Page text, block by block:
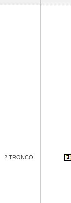
2 TRONCO